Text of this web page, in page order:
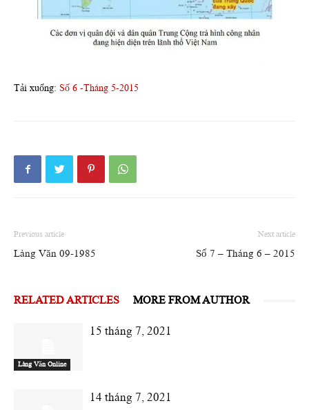
Tải xuống: Số 6 -Tháng 5-2015
Previous article
Làng Văn 09-1985
Next article
Số 7 – Tháng 6 – 2015
RELATED ARTICLES MORE FROM AUTHOR
Làng Văn Online
15 tháng 7, 2021
14 tháng 7, 2021